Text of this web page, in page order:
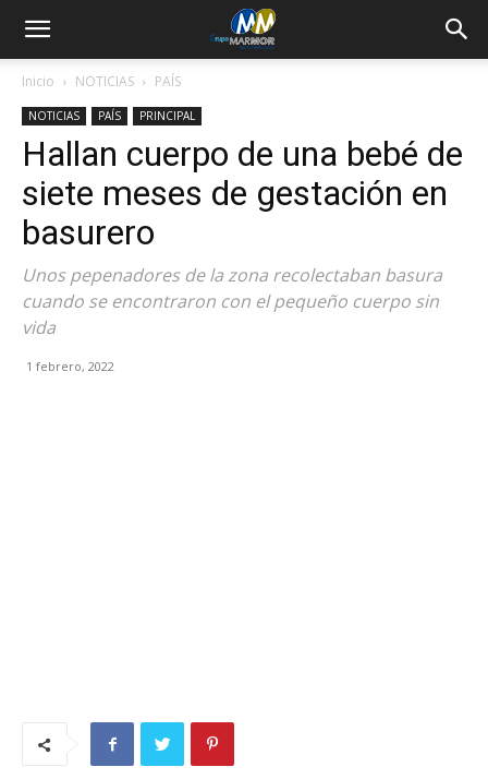
Inicio NOTICIAS PAÍS
NOTICIAS PAÍS PRINCIPAL
Hallan cuerpo de una bebé de
siete meses de gestación en
basurero
Unos pepenadores de la zona recolectaban basura
cuando se encontraron con el pequeño cuerpo sin
vida
1 febrero, 2022